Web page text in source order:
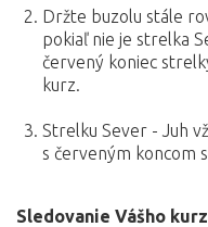
Držte buzolu stále
pokiaľ nie je strelka
červený koniec
kurz.
Strelku Sever - Juh
s červeným koncom
Sledovanie Vášho